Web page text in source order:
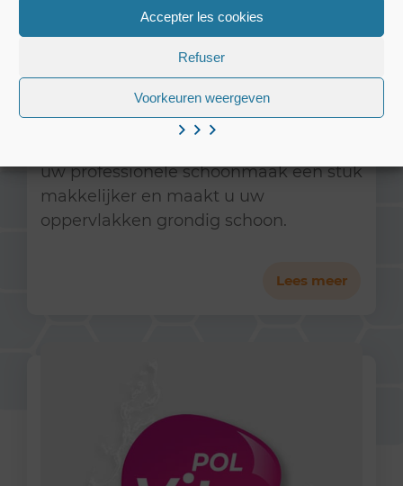
Accepter les cookies
Refuser
Voorkeuren weergeven
Met de probiotische
uw professionele schoonmaak een stuk
makkelijker en maakt u uw
oppervlakken grondig schoon.
Lees meer